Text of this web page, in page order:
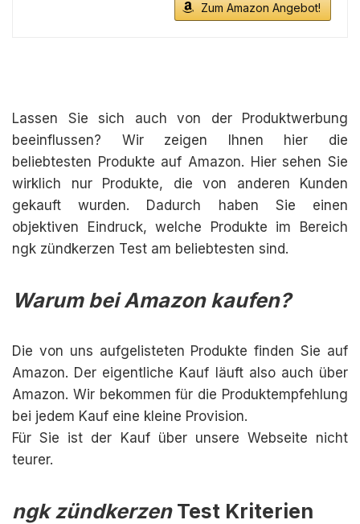
Zum Amazon Angebot!
Lassen Sie sich auch von der Produktwerbung
beeinflussen? Wir zeigen Ihnen hier die
beliebtesten Produkte auf Amazon. Hier sehen Sie
wirklich nur Produkte, die von anderen Kunden
gekauft wurden. Dadurch haben Sie einen
objektiven Eindruck, welche Produkte im Bereich
ngk zündkerzen Test am beliebtesten sind.
Warum bei Amazon kaufen?
Die von uns aufgelisteten Produkte finden Sie auf
Amazon. Der eigentliche Kauf läuft also auch über
Amazon. Wir bekommen für die Produktempfehlung
bei jedem Kauf eine kleine Provision.
Für Sie ist der Kauf über unsere Webseite nicht
teurer.
ngk zündkerzenTest Kriterien